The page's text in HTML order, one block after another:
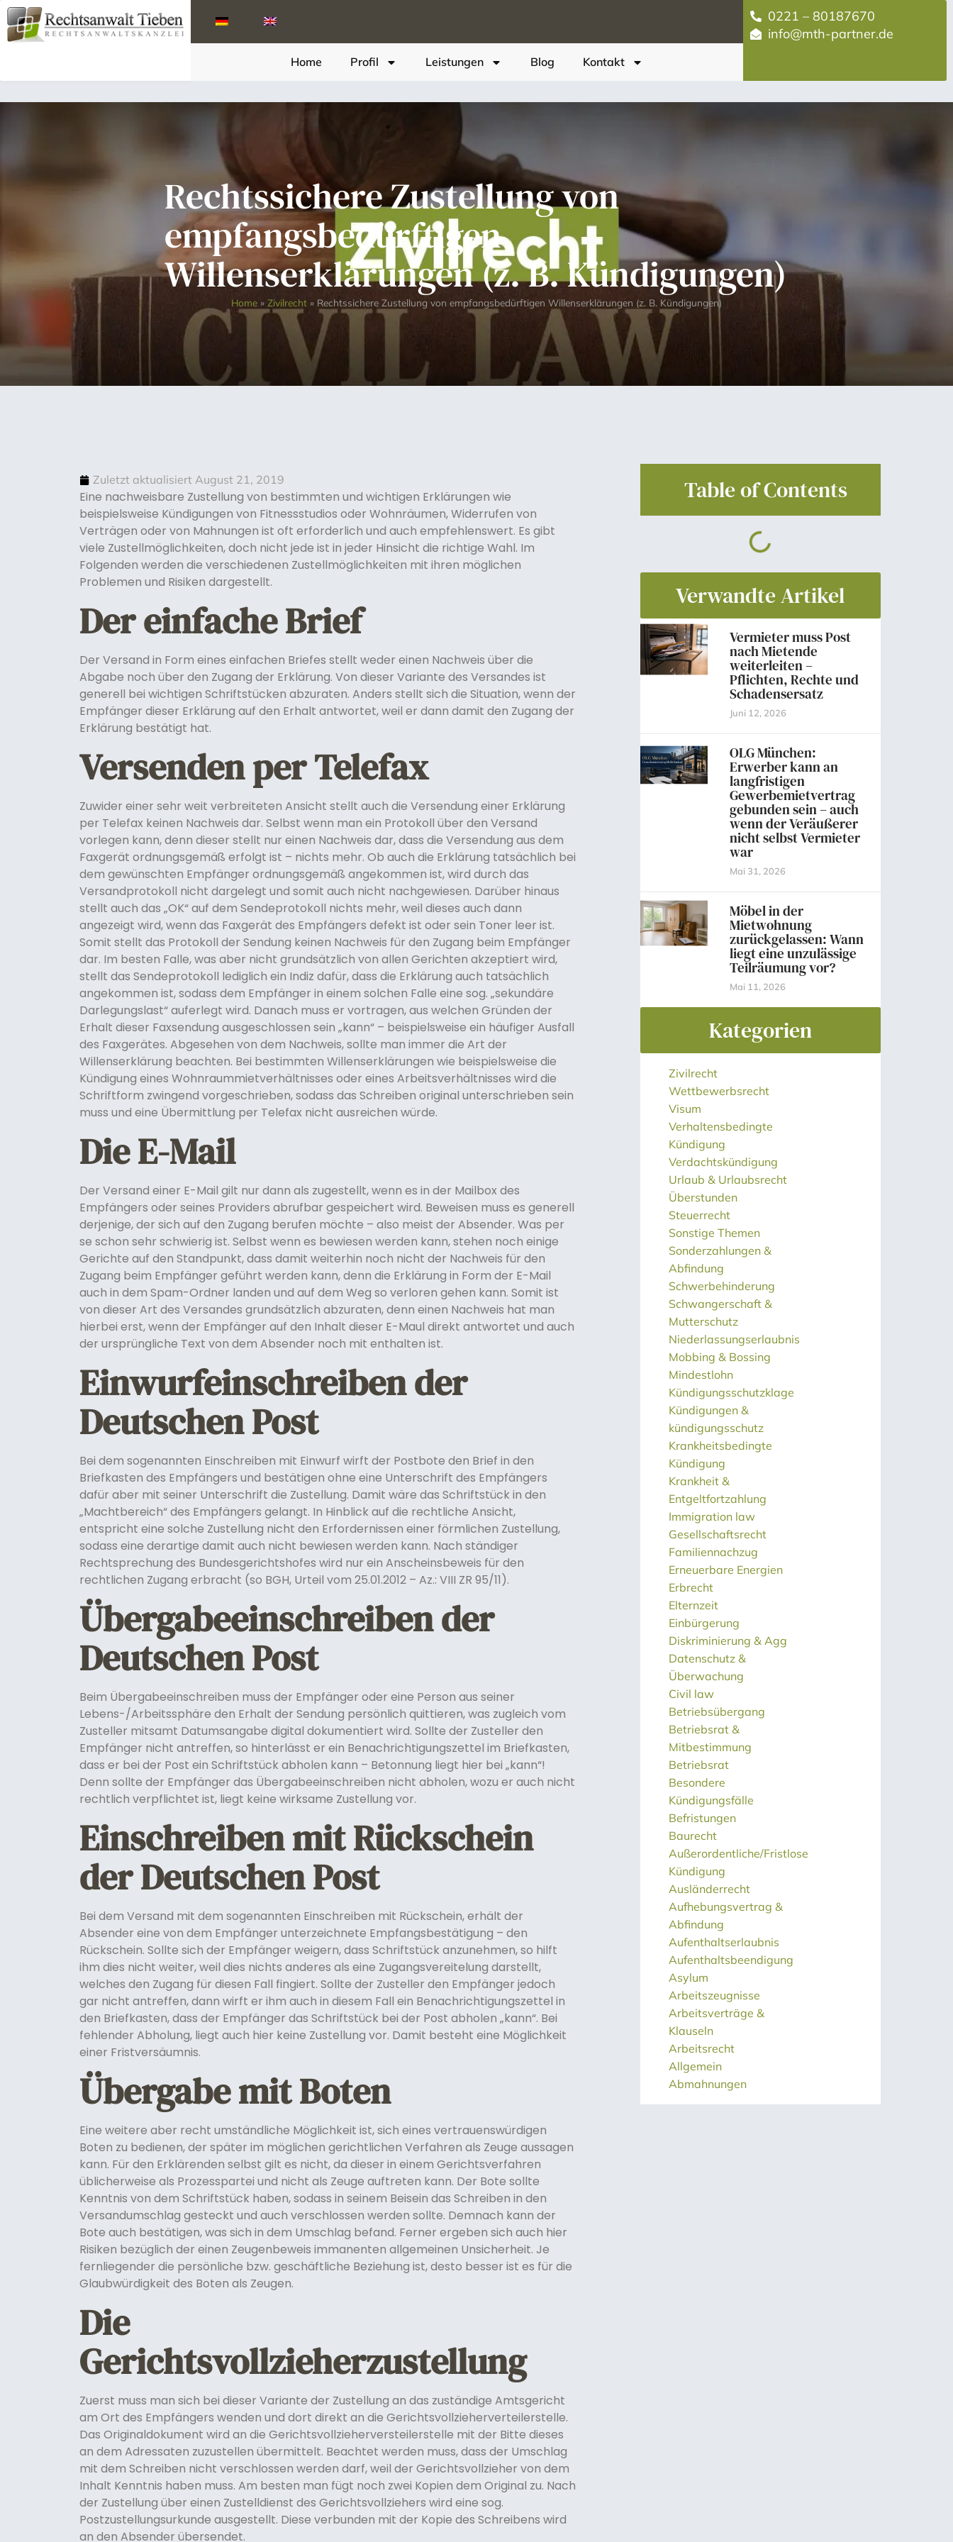
Home Profil Leistungen Blog Kontakt
0221 – 80187670
info@mth-partner.de
Rechtssichere Zustellung von
empfangsbedürftigen
Willenserklärungen (z. B. Kündigungen)
Home » Zivilrecht » Rechtssichere Zustellung von empfangsbedürftigen Willenserklärungen (z. B. Kündigungen)
Zuletzt aktualisiert August 21, 2019
Eine nachweisbare Zustellung von bestimmten und wichtigen Erklärungen wie
beispielsweise Kündigungen von Fitnessstudios oder Wohnräumen, Widerrufen von
Verträgen oder von Mahnungen ist oft erforderlich und auch empfehlenswert. Es gibt
viele Zustellmöglichkeiten, doch nicht jede ist in jeder Hinsicht die richtige Wahl. Im
Folgenden werden die verschiedenen Zustellmöglichkeiten mit ihren möglichen
Problemen und Risiken dargestellt.
Der einfache Brief
Der Versand in Form eines einfachen Briefes stellt weder einen Nachweis über die
Abgabe noch über den Zugang der Erklärung. Von dieser Variante des Versandes ist
generell bei wichtigen Schriftstücken abzuraten. Anders stellt sich die Situation, wenn der
Empfänger dieser Erklärung auf den Erhalt antwortet, weil er dann damit den Zugang der
Erklärung bestätigt hat.
Versenden per Telefax
Zuwider einer sehr weit verbreiteten Ansicht stellt auch die Versendung einer Erklärung
per Telefax keinen Nachweis dar. Selbst wenn man ein Protokoll über den Versand
vorlegen kann, denn dieser stellt nur einen Nachweis dar, dass die Versendung aus dem
Faxgerät ordnungsgemäß erfolgt ist – nichts mehr. Ob auch die Erklärung tatsächlich bei
dem gewünschten Empfänger ordnungsgemäß angekommen ist, wird durch das
Versandprotokoll nicht dargelegt und somit auch nicht nachgewiesen. Darüber hinaus
stellt auch das „OK“ auf dem Sendeprotokoll nichts mehr, weil dieses auch dann
angezeigt wird, wenn das Faxgerät des Empfängers defekt ist oder sein Toner leer ist.
Somit stellt das Protokoll der Sendung keinen Nachweis für den Zugang beim Empfänger
dar. Im besten Falle, was aber nicht grundsätzlich von allen Gerichten akzeptiert wird,
stellt das Sendeprotokoll lediglich ein Indiz dafür, dass die Erklärung auch tatsächlich
angekommen ist, sodass dem Empfänger in einem solchen Falle eine sog. „sekundäre
Darlegungslast“ auferlegt wird. Danach muss er vortragen, aus welchen Gründen der
Erhalt dieser Faxsendung ausgeschlossen sein „kann“ – beispielsweise ein häufiger Ausfall
des Faxgerätes. Abgesehen von dem Nachweis, sollte man immer die Art der
Willenserklärung beachten. Bei bestimmten Willenserklärungen wie beispielsweise die
Kündigung eines Wohnraummietverhältnisses oder eines Arbeitsverhältnisses wird die
Schriftform zwingend vorgeschrieben, sodass das Schreiben original unterschrieben sein
muss und eine Übermittlung per Telefax nicht ausreichen würde.
Die E-Mail
Der Versand einer E-Mail gilt nur dann als zugestellt, wenn es in der Mailbox des
Empfängers oder seines Providers abrufbar gespeichert wird. Beweisen muss es generell
derjenige, der sich auf den Zugang berufen möchte – also meist der Absender. Was per
se schon sehr schwierig ist. Selbst wenn es bewiesen werden kann, stehen noch einige
Gerichte auf den Standpunkt, dass damit weiterhin noch nicht der Nachweis für den
Zugang beim Empfänger geführt werden kann, denn die Erklärung in Form der E-Mail
auch in dem Spam-Ordner landen und auf dem Weg so verloren gehen kann. Somit ist
von dieser Art des Versandes grundsätzlich abzuraten, denn einen Nachweis hat man
hierbei erst, wenn der Empfänger auf den Inhalt dieser E-Maul direkt antwortet und auch
der ursprüngliche Text von dem Absender noch mit enthalten ist.
Einwurfeinschreiben der
Deutschen Post
Bei dem sogenannten Einschreiben mit Einwurf wirft der Postbote den Brief in den
Briefkasten des Empfängers und bestätigen ohne eine Unterschrift des Empfängers
dafür aber mit seiner Unterschrift die Zustellung. Damit wäre das Schriftstück in den
„Machtbereich“ des Empfängers gelangt. In Hinblick auf die rechtliche Ansicht,
entspricht eine solche Zustellung nicht den Erfordernissen einer förmlichen Zustellung,
sodass eine derartige damit auch nicht bewiesen werden kann. Nach ständiger
Rechtsprechung des Bundesgerichtshofes wird nur ein Anscheinsbeweis für den
rechtlichen Zugang erbracht (so BGH, Urteil vom 25.01.2012 – Az.: VIII ZR 95/11).
Übergabeeinschreiben der
Deutschen Post
Beim Übergabeeinschreiben muss der Empfänger oder eine Person aus seiner
Lebens-/Arbeitssphäre den Erhalt der Sendung persönlich quittieren, was zugleich vom
Zusteller mitsamt Datumsangabe digital dokumentiert wird. Sollte der Zusteller den
Empfänger nicht antreffen, so hinterlässt er ein Benachrichtigungszettel im Briefkasten,
dass er bei der Post ein Schriftstück abholen kann – Betonnung liegt hier bei „kann“!
Denn sollte der Empfänger das Übergabeeinschreiben nicht abholen, wozu er auch nicht
rechtlich verpflichtet ist, liegt keine wirksame Zustellung vor.
Einschreiben mit Rückschein
der Deutschen Post
Bei dem Versand mit dem sogenannten Einschreiben mit Rückschein, erhält der
Absender eine von dem Empfänger unterzeichnete Empfangsbestätigung – den
Rückschein. Sollte sich der Empfänger weigern, dass Schriftstück anzunehmen, so hilft
ihm dies nicht weiter, weil dies nichts anderes als eine Zugangsvereitelung darstellt,
welches den Zugang für diesen Fall fingiert. Sollte der Zusteller den Empfänger jedoch
gar nicht antreffen, dann wirft er ihm auch in diesem Fall ein Benachrichtigungszettel in
den Briefkasten, dass der Empfänger das Schriftstück bei der Post abholen „kann“. Bei
fehlender Abholung, liegt auch hier keine Zustellung vor. Damit besteht eine Möglichkeit
einer Fristversäumnis.
Übergabe mit Boten
Eine weitere aber recht umständliche Möglichkeit ist, sich eines vertrauenswürdigen
Boten zu bedienen, der später im möglichen gerichtlichen Verfahren als Zeuge aussagen
kann. Für den Erklärenden selbst gilt es nicht, da dieser in einem Gerichtsverfahren
üblicherweise als Prozesspartei und nicht als Zeuge auftreten kann. Der Bote sollte
Kenntnis von dem Schriftstück haben, sodass in seinem Beisein das Schreiben in den
Versandumschlag gesteckt und auch verschlossen werden sollte. Demnach kann der
Bote auch bestätigen, was sich in dem Umschlag befand. Ferner ergeben sich auch hier
Risiken bezüglich der einen Zeugenbeweis immanenten allgemeinen Unsicherheit. Je
fernliegender die persönliche bzw. geschäftliche Beziehung ist, desto besser ist es für die
Glaubwürdigkeit des Boten als Zeugen.
Die
Gerichtsvollzieherzustellung
Zuerst muss man sich bei dieser Variante der Zustellung an das zuständige Amtsgericht
am Ort des Empfängers wenden und dort direkt an die Gerichtsvollzieherverteilerstelle.
Das Originaldokument wird an die Gerichtsvollzieherversteilerstelle mit der Bitte dieses
an dem Adressaten zuzustellen übermittelt. Beachtet werden muss, dass der Umschlag
mit dem Schreiben nicht verschlossen werden darf, weil der Gerichtsvollzieher von dem
Inhalt Kenntnis haben muss. Am besten man fügt noch zwei Kopien dem Original zu. Nach
der Zustellung über einen Zustelldienst des Gerichtsvollziehers wird eine sog.
Postzustellungsurkunde ausgestellt. Diese verbunden mit der Kopie des Schreibens wird
an den Absender übersendet.
Table of Contents
Verwandte Artikel
Vermieter muss Post
nach Mietende
weiterleiten –
Pflichten, Rechte und
Schadensersatz
Juni 12, 2026
OLG München:
Erwerber kann an
langfristigen
Gewerbemietvertrag
gebunden sein – auch
wenn der Veräußerer
nicht selbst Vermieter
war
Mai 31, 2026
Möbel in der
Mietwohnung
zurückgelassen: Wann
liegt eine unzulässige
Teilräumung vor?
Mai 11, 2026
Kategorien
Zivilrecht
Wettbewerbsrecht
Visum
Verhaltensbedingte
Kündigung
Verdachtskündigung
Urlaub & Urlaubsrecht
Überstunden
Steuerrecht
Sonstige Themen
Sonderzahlungen &
Abfindung
Schwerbehinderung
Schwangerschaft &
Mutterschutz
Niederlassungserlaubnis
Mobbing & Bossing
Mindestlohn
Kündigungsschutzklage
Kündigungen &
kündigungsschutz
Krankheitsbedingte
Kündigung
Krankheit &
Entgeltfortzahlung
Immigration law
Gesellschaftsrecht
Familiennachzug
Erneuerbare Energien
Erbrecht
Elternzeit
Einbürgerung
Diskriminierung & Agg
Datenschutz &
Überwachung
Civil law
Betriebsübergang
Betriebsrat &
Mitbestimmung
Betriebsrat
Besondere
Kündigungsfälle
Befristungen
Baurecht
Außerordentliche/Fristlose
Kündigung
Ausländerrecht
Aufhebungsvertrag &
Abfindung
Aufenthaltserlaubnis
Aufenthaltsbeendigung
Asylum
Arbeitszeugnisse
Arbeitsverträge &
Klauseln
Arbeitsrecht
Allgemein
Abmahnungen